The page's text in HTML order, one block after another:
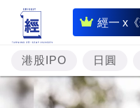
經一 x《
即
時
財
經
專
港股IPO 日圓